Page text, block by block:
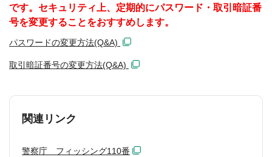
です。セキュリティ上、定期的にパスワード・取引暗証番
号を変更することをおすすめします。
パスワードの変更方法(Q&A)
取引暗証番号の変更方法(Q&A)
関連リンク
警察庁 フィッシング110番